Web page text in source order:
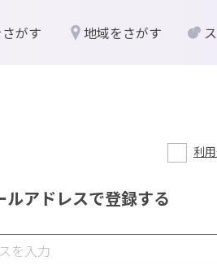
利
ルアドレスで登録する
がす 地域をさがす